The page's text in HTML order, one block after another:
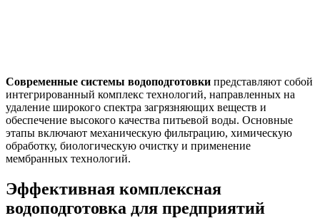
Современные системы водоподготовки представляют собой
интегрированный комплекс технологий, направленных на
удаление широкого спектра загрязняющих веществ и
обеспечение высокого качества питьевой воды. Основные
этапы включают механическую фильтрацию, химическую
обработку, биологическую очистку и применение
мембранных технологий.
Эффективная комплексная
водоподготовка для предприятий